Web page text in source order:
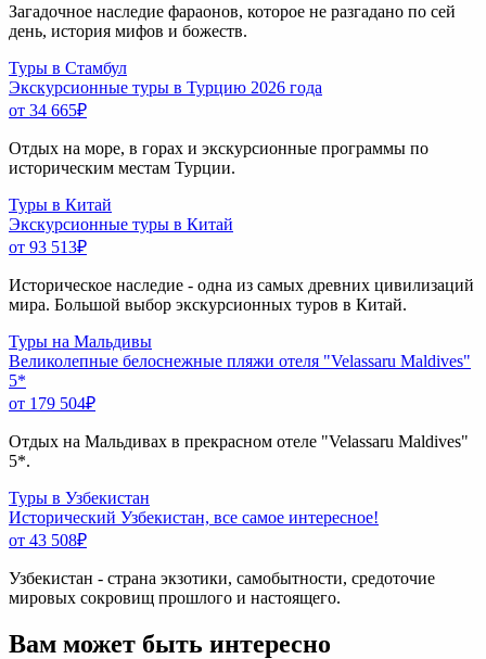
Загадочное наследие фараонов, которое не разгадано по сей
день, история мифов и божеств.
Туры в Стамбул
Экскурсионные туры в Турцию 2026 года
от 34 665₽
Отдых на море, в горах и экскурсионные программы по
историческим местам Турции.
Туры в Китай
Экскурсионные туры в Китай
от 93 513₽
Историческое наследие - одна из самых древних цивилизаций
мира. Большой выбор экскурсионных туров в Китай.
Туры на Мальдивы
Великолепные белоснежные пляжи отеля "Velassaru Maldives"
5*
от 179 504₽
Отдых на Мальдивах в прекрасном отеле "Velassaru Maldives"
5*.
Туры в Узбекистан
Исторический Узбекистан, все самое интересное!
от 43 508₽
Узбекистан - страна экзотики, самобытности, средоточие
мировых сокровищ прошлого и настоящего.
Вам может быть интересно